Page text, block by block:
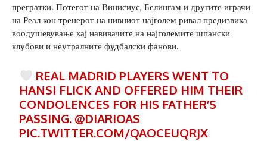
прегратки. Потегот на Винисиус, Белингам и другите играчи
на Реал кон тренерот на нивниот најголем ривал предизвика
воодушевување кај навивачите на најголемите шпански
клубови и неутралните фудбалски фанови.
REAL MADRID PLAYERS WENT TO
HANSI FLICK AND OFFERED HIM THEIR
CONDOLENCES FOR HIS FATHER’S
PASSING. @DIARIOAS
PIC.TWITTER.COM/QAOCEUQRJX